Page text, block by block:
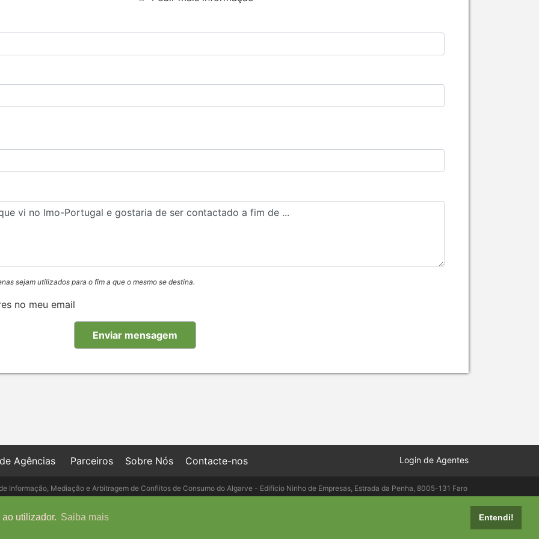
utilizador. Saiba mais Entendi!
sejam utilizados para o fim a que o mesmo se destina.
no meu email
Agências Parceiros Sobre Nós Contacte-nos Login de Agentes
Informação, Mediação e Arbitragem de Conflitos de Consumo do Algarve - Edifício Ninho de Empresas, Estrada da Penha, 8005-131 Faro
- Telefone: 289 823 135 cimaal@mail.telepac.pt